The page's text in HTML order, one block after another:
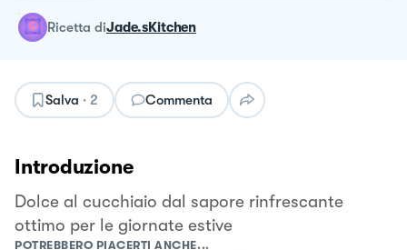
ricetta diJade.sKitchen
Salva · 2 Commenta
Introduzione
Dolce al cucchiaio dal sapore rinfrescante
ottimo per le giornate estive
POTREBBERO PIACERTI ANCHE...